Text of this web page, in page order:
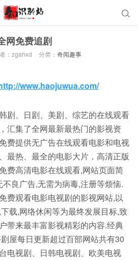

网免费追剧
：zgahxd 分类： 奇闻趣事
www.haojuwua.com/
剧、日剧、美剧、综艺的在线观看
汇集了全网最新最热门的影视资
费提供无广告在线观看电影和电视
最热、最全的电影大片，高清正版
费高清电影在线观看,网站页面简
良广告,无需为病毒,注册等烦恼.
费观看电影电视剧的影视网站,以
载,网络休闲等为最终发展目标,致
带来最丰富影视精彩的内容.经典
屋每日更新超过百部网站共有30
电视剧、日韩电视剧、欧美电视